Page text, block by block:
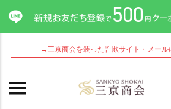
→三京商会を装った詐欺サイト・メール